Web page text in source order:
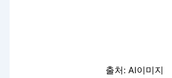
출처: AI이미지